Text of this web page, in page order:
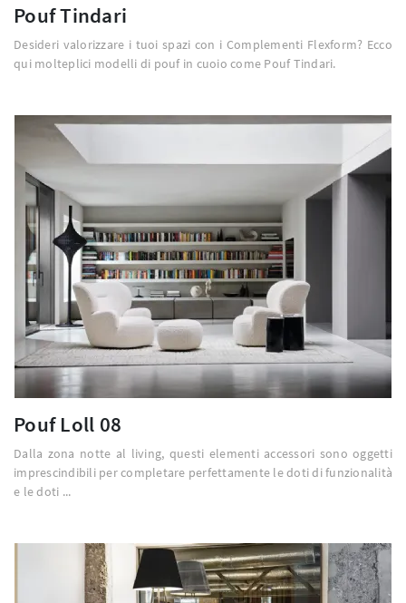
Pouf Tindari
Desideri valorizzare i tuoi spazi con i Complementi Flexform? Ecco
qui molteplici modelli di pouf in cuoio come Pouf Tindari.
Pouf Loll 08
Dalla zona notte al living, questi elementi accessori sono oggetti
imprescindibili per completare perfettamente le doti di funzionalità
e le doti ...